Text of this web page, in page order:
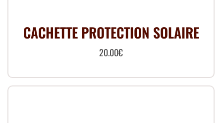
CACHETTE PROTECTION SOLAIRE
20.00€